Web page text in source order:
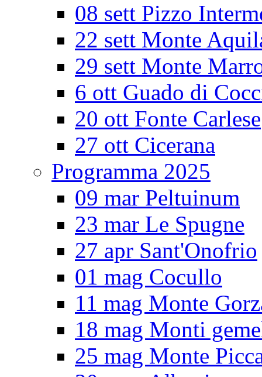
08 sett Pizzo
22 sett Monte
29 sett Monte
6 ott Guado di
20 ott Fonte Carlese
27 ott Cicerana
Programma 2025
09 mar Peltuinum
23 mar Le Spugne
27 apr Sant'Onofrio
01 mag Cocullo
11 mag Monte
18 mag Monti
25 mag Monte